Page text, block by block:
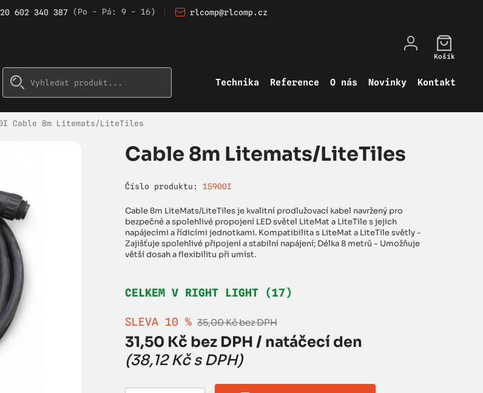
602 340 387 (Po - Pá: 9 - 16) rlcomp@rlcomp.cz
Technika Reference O nás Novinky Kontakt
Košík
Cable 8m Litemats/LiteTiles
Cable 8m Litemats/LiteTiles
Číslo produktu: 15900I
Cable 8m LiteMats/LiteTiles je kvalitní prodlužovací kabel navržený pro
bezpečné a spolehlivé propojení LED světel LiteMat a LiteTile s jejich
napájecími a řídicími jednotkami. Kompatibilita s LiteMat a LiteTile světly -
Zajišťuje spolehlivé připojení a stabilní napájení; Délka 8 metrů - Umožňuje
větší dosah a flexibilitu při umíst.
CELKEM V RIGHT LIGHT (17)
SLEVA 10 % 35,00 Kč bez DPH
31,50 Kč bez DPH / natáčecí den
(38,12 Kč s DPH)